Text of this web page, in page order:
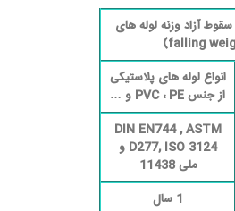
آزاد وزنه لوله های
انواع لوله های پلاستیکی
از جنس PVC ، PE و …
DIN EN744 , ASTM
D277, ISO 3124 و
ملی 11438
1 سال